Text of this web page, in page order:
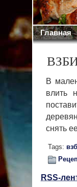
Главная
В
влить
снять
Tags:
RSS-